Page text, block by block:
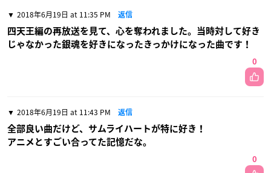
2018年6月19日 at 11:35 PM 返信
四天王編の再放送を見て、心を奪われました。当時対して好き
じゃなかった銀魂を好きになったきっかけになった曲です！
0
2018年6月19日 at 11:43 PM 返信
全部良い曲だけど、サムライハートが特に好き！
アニメとすごい合ってた記憶だな。
0